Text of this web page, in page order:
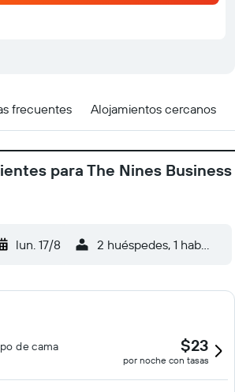
frecuentes Alojamientos cercanos
para The Nines Business
lun. 17/8 2 huéspedes, 1
de cama
$23
por noche con tasas